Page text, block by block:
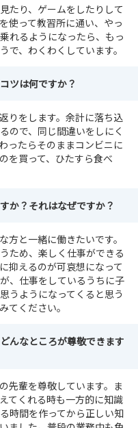
たり、ゲームをしたりして
使って教習所に通い、やっ
れるようになったら、もっ
で、わくわくしています。
ツは何ですか？
りをします。余計に落ち込
ので、同じ間違いをしにく
ったらそのままコンビニに
を買って、ひたすら食べ
か？それはなぜですか？
方と一緒に働きたいです。
ため、楽しく仕事ができる
抑えるのが可哀想になって
、仕事をしているうちに子
うようになってくると思う
てください。
んなところが尊敬できます
先輩を尊敬しています。ま
てくれる時も一方的に知識
時間を作ってから正しい知